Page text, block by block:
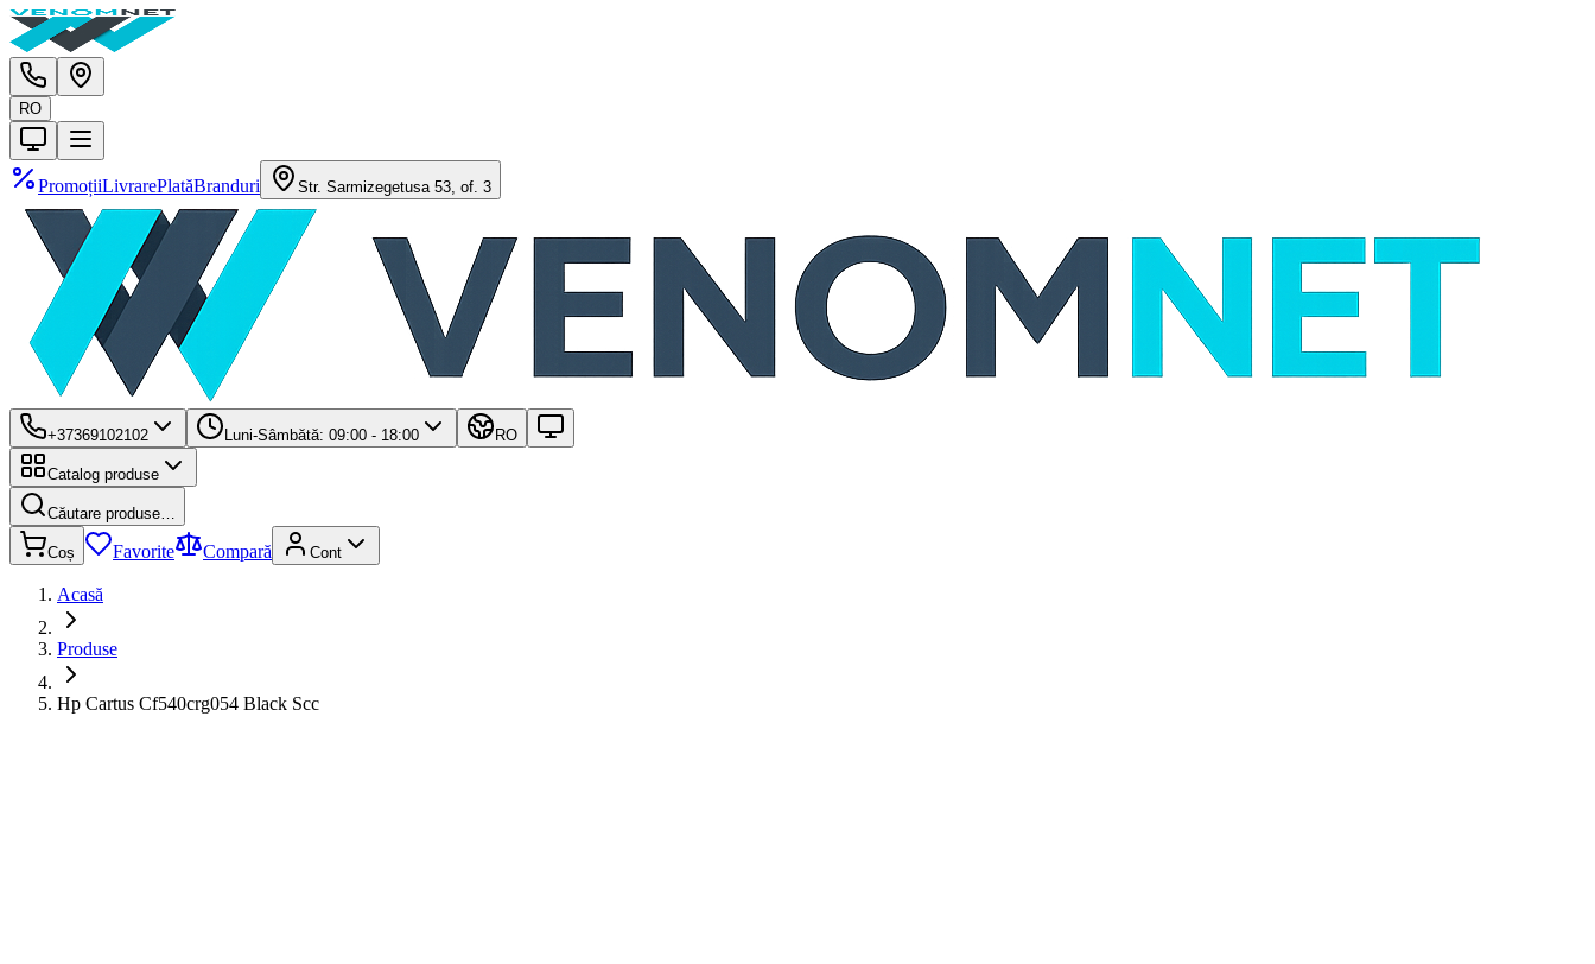
RO
PromoțiiLivrarePlatăBranduri Str. Sarmizegetusa 53, of. 3
+37369102102 Luni-Sâmbătă: 09:00 - 18:00 RO
Catalog produse
Căutare produse…
Coș Favorite Compară Cont
Acasă
Produse
Hp Cartus Cf540crg054 Black Scc